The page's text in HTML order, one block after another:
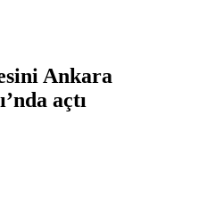
Ankara
açtı